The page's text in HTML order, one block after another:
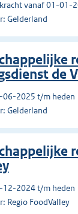
vanaf 01-01-
Gelderland
de
06-2025 t/m heden
Gelderland
12-2024 t/m heden
Regio FoodValley